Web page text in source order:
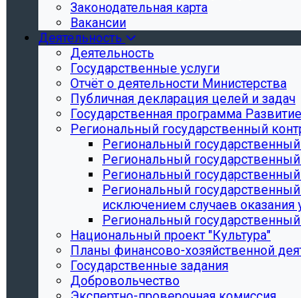
Законодательная карта
Вакансии
Деятельность
Деятельность
Государственные услуги
Отчёт о деятельности Министерства
Публичная декларация целей и задач
Государственная программа
Региональный государственный
Региональный
Региональный
Региональный
Региональный
исключением случаев оказания
Региональный
Национальный проект "Культура"
Планы финансово-хозяйственной
Государственные задания
Добровольчество